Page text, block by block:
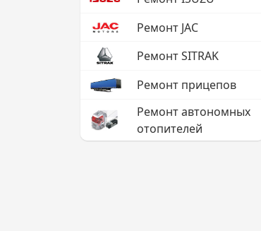
Ремонт JAC
Ремонт SITRAK
Ремонт прицепов
Ремонт автономных
отопителей